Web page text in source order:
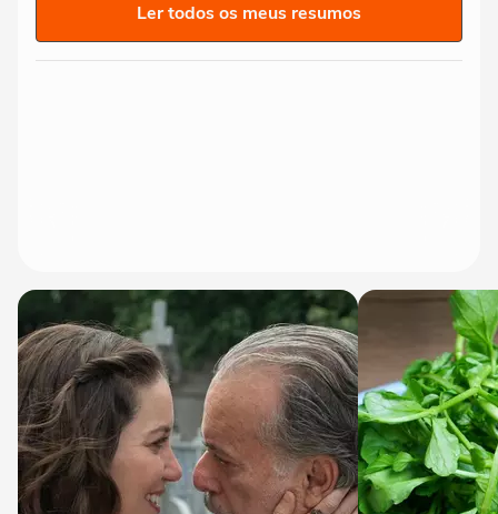
Ler todos os meus resumos